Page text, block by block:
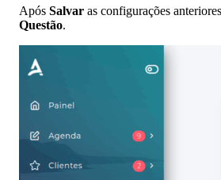
Após Salvar as configurações
Questão.